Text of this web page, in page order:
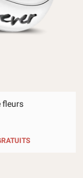
fleurs